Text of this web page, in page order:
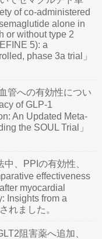
of co-administered
alone in
or without type 2
5): a
phase 3a trial」
管への有効性につい
of GLP-1
An Updated Meta-
the SOUL Trial」
、PPIの有効性、
effectiveness
myocardial
Insights from a
れました。
阻害薬へ追加、